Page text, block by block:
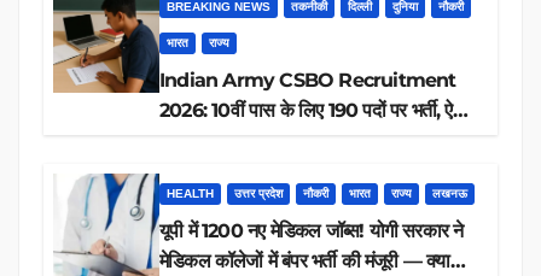
BREAKING NEWS तकनीकी दिल्ली दुनिया नौकरी
भारत राज्य
Indian Army CSBO Recruitment
2026: 10वीं पास के लिए 190 पदों पर भर्ती, ऐसे
HEALTH उत्तर प्रदेश नौकरी भारत राज्य लखनऊ
यूपी में 1200 नए मेडिकल जॉब्स! योगी सरकार ने
मेडिकल कॉलेजों में बंपर भर्ती की मंजूरी — क्या